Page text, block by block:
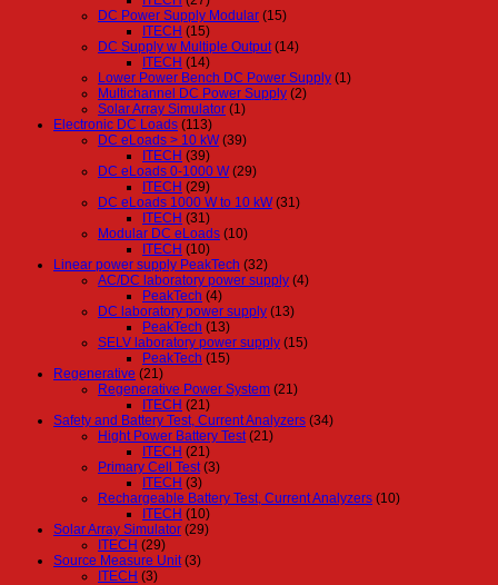
DC Power Supply Modular (15)
ITECH (15)
DC Supply w Multiple Output (14)
ITECH (14)
Lower Power Bench DC Power Supply (1)
Multichannel DC Power Supply (2)
Solar Array Simulator (1)
Electronic DC Loads (113)
DC eLoads > 10 kW (39)
ITECH (39)
DC eLoads 0-1000 W (29)
ITECH (29)
DC eLoads 1000 W to 10 kW (31)
ITECH (31)
Modular DC eLoads (10)
ITECH (10)
Linear power supply PeakTech (32)
AC/DC laboratory power supply (4)
PeakTech (4)
DC laboratory power supply (13)
PeakTech (13)
SELV laboratory power supply (15)
PeakTech (15)
Regenerative (21)
Regenerative Power System (21)
ITECH (21)
Safety and Battery Test, Current Analyzers (34)
Hight Power Battery Test (21)
ITECH (21)
Primary Cell Test (3)
ITECH (3)
Rechargeable Battery Test, Current Analyzers (10)
ITECH (10)
Solar Array Simulator (29)
ITECH (29)
Source Measure Unit (3)
ITECH (3)